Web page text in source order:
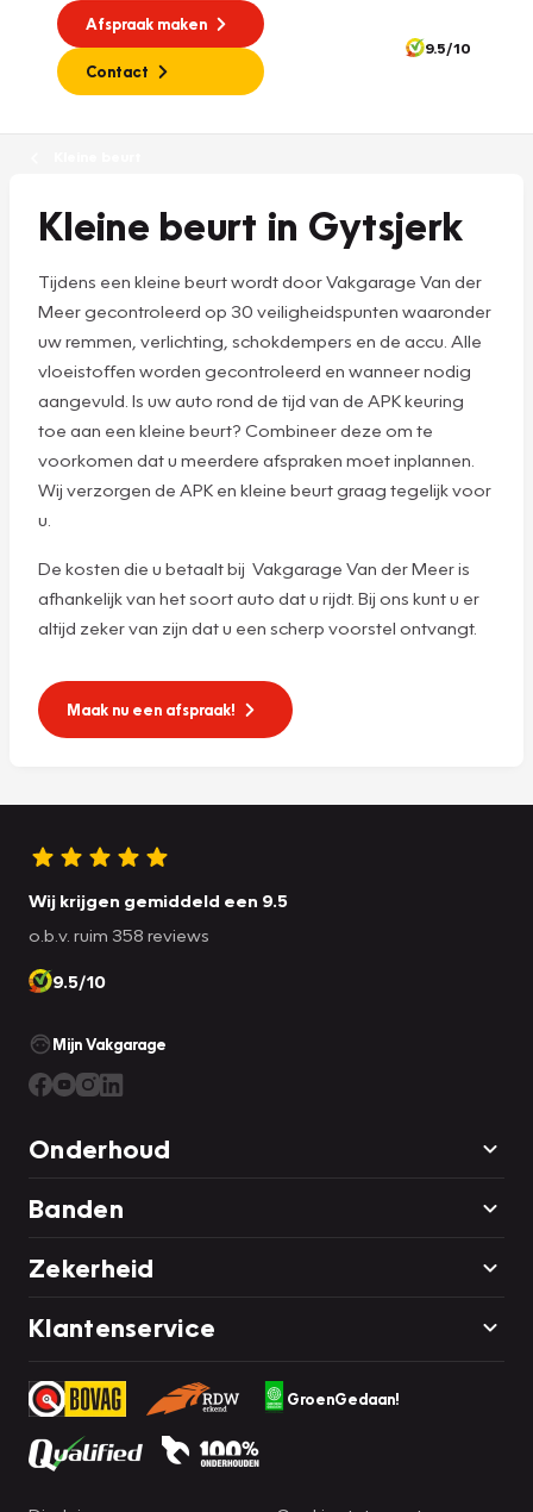
Afspraak maken
Contact
9.5/10
Kleine beurt in Gytsjerk
Tijdens een kleine beurt wordt door Vakgarage Van der
Meer gecontroleerd op 30 veiligheidspunten waaronder
uw remmen, verlichting, schokdempers en de accu. Alle
vloeistoffen worden gecontroleerd en wanneer nodig
aangevuld. Is uw auto rond de tijd van de APK keuring
toe aan een kleine beurt? Combineer deze om te
voorkomen dat u meerdere afspraken moet inplannen.
Wij verzorgen de APK en kleine beurt graag tegelijk voor
u.
De kosten die u betaalt bij Vakgarage Van der Meer is
afhankelijk van het soort auto dat u rijdt. Bij ons kunt u er
altijd zeker van zijn dat u een scherp voorstel ontvangt.
Maak nu een afspraak!
Wij krijgen gemiddeld een 9.5
o.b.v. ruim 358 reviews
9.5/10
Mijn Vakgarage
Onderhoud
Banden
Zekerheid
Klantenservice
GroenGedaan!